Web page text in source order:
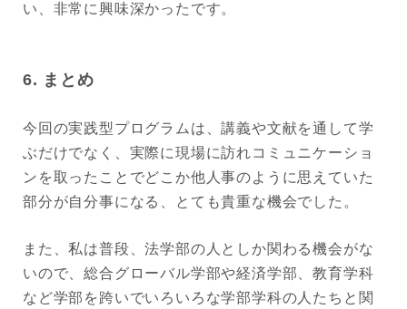
い、非常に興味深かったです。
6. まとめ
今回の実践型プログラムは、講義や文献を通して学
ぶだけでなく、実際に現場に訪れコミュニケーショ
ンを取ったことでどこか他人事のように思えていた
部分が自分事になる、とても貴重な機会でした。
また、私は普段、法学部の人としか関わる機会がな
いので、総合グローバル学部や経済学部、教育学科
など学部を跨いでいろいろな学部学科の人たちと関